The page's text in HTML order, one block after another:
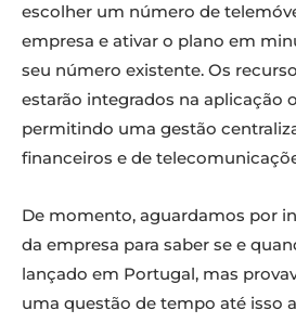
escolher um número de
empresa e ativar o plano em
seu número existente. Os
estarão integrados na aplicação
permitindo uma gestão
financeiros e de
De momento, aguardamos por
da empresa para saber se e
lançado em Portugal, mas
uma questão de tempo até isso